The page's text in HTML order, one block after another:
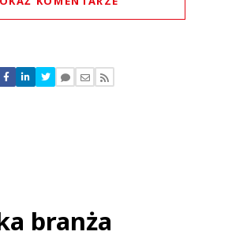
Nie znaleziono komentarzy
swoje komentarze
branża